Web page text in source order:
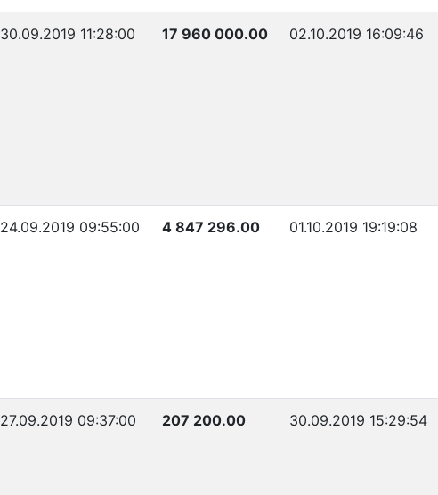
30.09.2019 11:28:00 17 960 000.00 02.10.2019 16:09:46
24.09.2019 09:55:00 4 847 296.00 01.10.2019 19:19:08
27.09.2019 09:37:00 207 200.00 30.09.2019 15:29:54